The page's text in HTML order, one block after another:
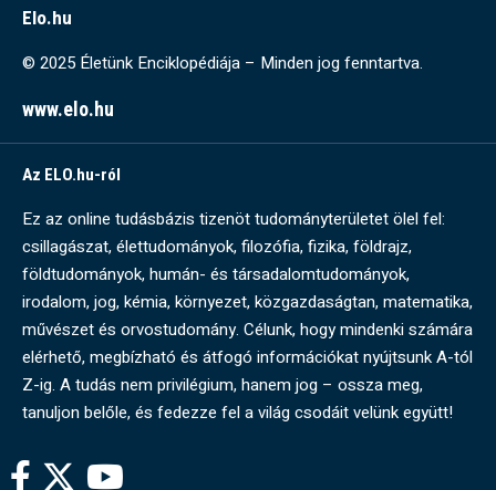
Elo.hu
© 2025 Életünk Enciklopédiája – Minden jog fenntartva.
www.elo.hu
Az ELO.hu-ról
Ez az online tudásbázis tizenöt tudományterületet ölel fel:
csillagászat, élettudományok, filozófia, fizika, földrajz,
földtudományok, humán- és társadalomtudományok,
irodalom, jog, kémia, környezet, közgazdaságtan, matematika,
művészet és orvostudomány. Célunk, hogy mindenki számára
elérhető, megbízható és átfogó információkat nyújtsunk A-tól
Z-ig. A tudás nem privilégium, hanem jog – ossza meg,
tanuljon belőle, és fedezze fel a világ csodáit velünk együtt!